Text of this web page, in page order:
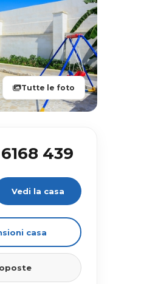
Tutte le foto
439
Vedi la casa
casa